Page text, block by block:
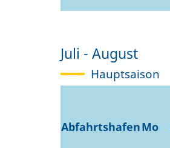
Juli - August
Hauptsaison
AbfahrtshafenMo